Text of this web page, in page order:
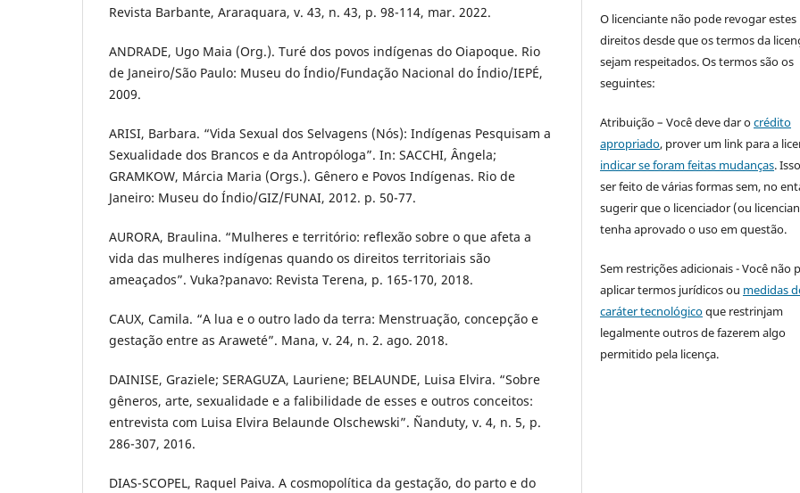
Revista Barbante, Araraquara, v. 43, n. 43, p. 98-114, mar. 2022.
ANDRADE, Ugo Maia (Org.). Turé dos povos indígenas do Oiapoque. Rio
de Janeiro/São Paulo: Museu do Índio/Fundação Nacional do Índio/IEPÉ,
2009.
ARISI, Barbara. “Vida Sexual dos Selvagens (Nós): Indígenas Pesquisam a
Sexualidade dos Brancos e da Antropóloga”. In: SACCHI, Ângela;
GRAMKOW, Márcia Maria (Orgs.). Gênero e Povos Indígenas. Rio de
Janeiro: Museu do Índio/GIZ/FUNAI, 2012. p. 50-77.
AURORA, Braulina. “Mulheres e território: reflexão sobre o que afeta a
vida das mulheres indígenas quando os direitos territoriais são
ameaçados”. Vuka?panavo: Revista Terena, p. 165-170, 2018.
CAUX, Camila. “A lua e o outro lado da terra: Menstruação, concepção e
gestação entre as Araweté”. Mana, v. 24, n. 2. ago. 2018.
DAINISE, Graziele; SERAGUZA, Lauriene; BELAUNDE, Luisa Elvira. “Sobre
gêneros, arte, sexualidade e a falibilidade de esses e outros conceitos:
entrevista com Luisa Elvira Belaunde Olschewski”. Ñanduty, v. 4, n. 5, p.
286-307, 2016.
DIAS-SCOPEL, Raquel Paiva. A cosmopolítica da gestação, do parto e do
O licenciante não pode revogar estes
direitos desde que os termos da
sejam respeitados. Os termos são os
seguintes:
Atribuição – Você deve dar ocrédito
apropriado, prover um link para a
indicar se foram feitas mudanças.
ser feito de várias formas sem, no
sugerir que o licenciador (ou
tenha aprovado o uso em questão.
Sem restrições adicionais - Você não
aplicar termos jurídicos ou medidas
caráter tecnológicoque restrinjam
legalmente outros de fazerem algo
permitido pela licença.